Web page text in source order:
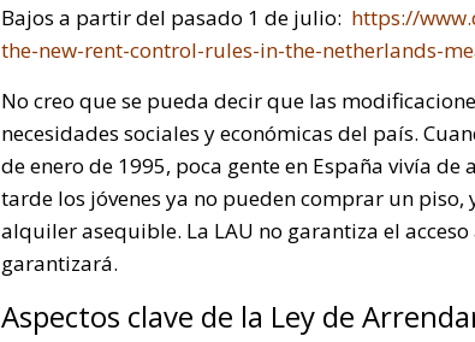
Bajos a partir del pasado 1 de julio: https://
the-new-rent-control-rules-in-the-netherlands-
No creo que se pueda decir que las
necesidades sociales y económicas del país.
de enero de 1995, poca gente en España vivía
tarde los jóvenes ya no pueden comprar un
alquiler asequible. La LAU no garantiza el
garantizará.
Aspectos clave de la Ley de